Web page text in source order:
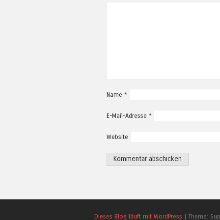
Name *
E-Mail-Adresse *
Website
Dieses Blog läuft mit WordPress | Theme: